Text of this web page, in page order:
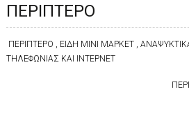
ΠΕΡΙΠΤΕΡΟ
ΠΕΡΙΠΤΕΡΟ , ΕΙΔΗ ΜΙΝΙ ΜΑΡΚΕΤ ,
ΤΗΛΕΦΩΝΙΑΣ ΚΑΙ ΙΝΤΕΡΝΕΤ